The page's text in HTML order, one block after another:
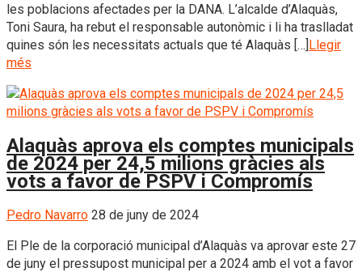
les poblacions afectades per la DANA. L’alcalde d’Alaquàs,
Toni Saura, ha rebut el responsable autonòmic i li ha traslladat
quines són les necessitats actuals que té Alaquàs […]Llegir
més
Alaquàs aprova els comptes municipals
de 2024 per 24,5 milions gràcies als
vots a favor de PSPV i Compromís
Pedro Navarro 28 de juny de 2024
El Ple de la corporació municipal d’Alaquàs va aprovar este 27
de juny el pressupost municipal per a 2024 amb el vot a favor